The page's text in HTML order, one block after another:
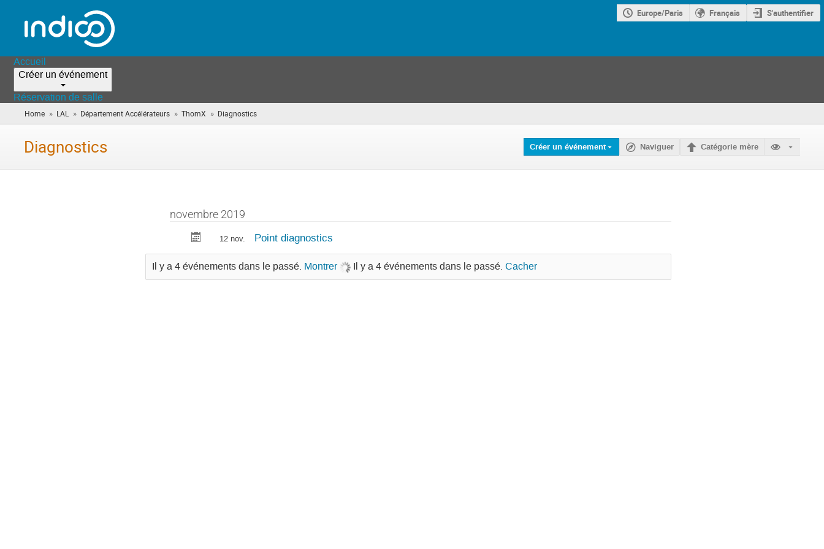
Europe/Paris Français S'authentifier
Accueil
Créer un événement
Réservation de salle
Home » LAL » Département Accélérateurs » ThomX » Diagnostics
êtes
Diagnostics Créer un événement Naviguer Catégorie mère
novembre 2019
12 nov. Point diagnostics
Il y a 4 événements dans le passé. Montrer Il y a 4 événements dans le passé.Cacher